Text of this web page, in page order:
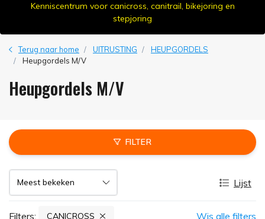
Kenniscentrum voor canicross, canitrail, bikejoring en
stepjoring
Terug naar home UITRUSTING
HEUPGORDELS
Heupgordels M/V
Heupgordels M/V
FILTER
Lijst
Filters: CANICROSS Wis alle filters